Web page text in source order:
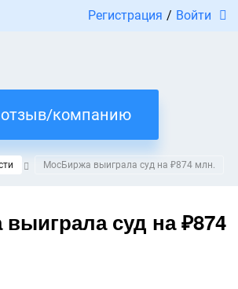
Регистрация / Войти
компанию
МосБиржа выиграла суд на ₽874 млн.
суд на ₽874